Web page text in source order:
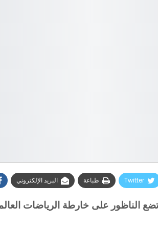
Twitter طباعة البريد الإلكتروني
الناظور على خارطة الرياضات